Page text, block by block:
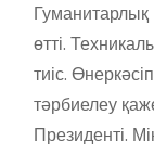
өтті.
тиіс.
тәрбиелеу
Президенті.